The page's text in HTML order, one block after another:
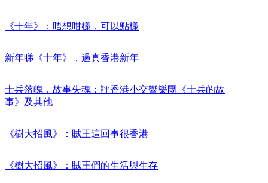
《十年》：唔想咁樣，可以點樣
新年睇《十年》，過真香港新年
士兵落魄，故事失魂：評香港小交響樂團《士兵的故
事》及其他
《樹大招風》：賊王這回事很香港
《樹大招風》：賊王們的生活與生存